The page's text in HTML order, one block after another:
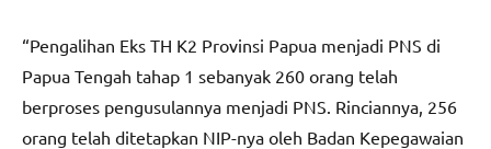
“Pengalihan Eks TH K2 Provinsi Papua menjadi PNS di
Papua Tengah tahap 1 sebanyak 260 orang telah
berproses pengusulannya menjadi PNS. Rinciannya, 256
orang telah ditetapkan NIP-nya oleh Badan Kepegawaian